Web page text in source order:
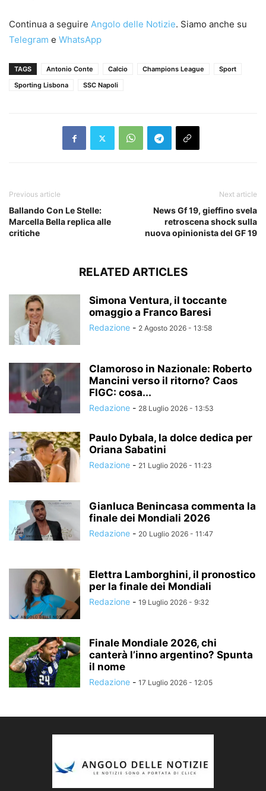
Continua a seguire Angolo delle Notizie. Siamo anche su
Telegram e WhatsApp
TAGS Antonio Conte Calcio Champions League
Sport
Sporting Lisbona
SSC Napoli
Previous article
Ballando Con Le Stelle:
Marcella Bella replica alle
critiche
Next article
News Gf 19, gieffino svela
retroscena shock sulla
nuova opinionista del GF 19
RELATED ARTICLES
Simona Ventura, il toccante
omaggio a Franco Baresi
Redazione - 2 Agosto 2026 - 13:58
Clamoroso in Nazionale: Roberto
Mancini verso il ritorno? Caos
FIGC: cosa...
Redazione - 28 Luglio 2026 - 13:53
Paulo Dybala, la dolce dedica per
Oriana Sabatini
Redazione - 21 Luglio 2026 - 11:23
Gianluca Benincasa commenta la
finale dei Mondiali 2026
Redazione - 20 Luglio 2026 - 11:47
Elettra Lamborghini, il pronostico
per la finale dei Mondiali
Redazione - 19 Luglio 2026 - 9:32
Finale Mondiale 2026, chi
canterà l’inno argentino? Spunta
il nome
Redazione - 17 Luglio 2026 - 12:05